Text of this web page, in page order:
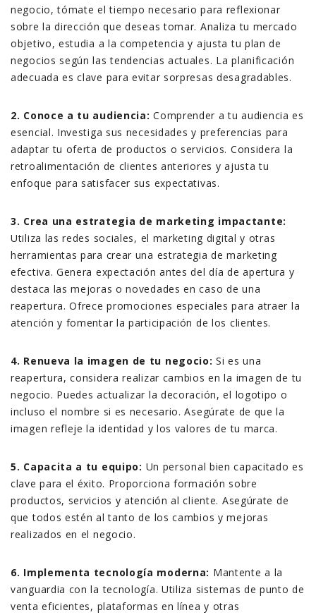
negocio, tómate el tiempo necesario para reflexionar
sobre la dirección que deseas tomar. Analiza tu mercado
objetivo, estudia a la competencia y ajusta tu plan de
negocios según las tendencias actuales. La planificación
adecuada es clave para evitar sorpresas desagradables.
2. Conoce a tu audiencia: Comprender a tu audiencia es
esencial. Investiga sus necesidades y preferencias para
adaptar tu oferta de productos o servicios. Considera la
retroalimentación de clientes anteriores y ajusta tu
enfoque para satisfacer sus expectativas.
3. Crea una estrategia de marketing impactante:
Utiliza las redes sociales, el marketing digital y otras
herramientas para crear una estrategia de marketing
efectiva. Genera expectación antes del día de apertura y
destaca las mejoras o novedades en caso de una
reapertura. Ofrece promociones especiales para atraer la
atención y fomentar la participación de los clientes.
4. Renueva la imagen de tu negocio: Si es una
reapertura, considera realizar cambios en la imagen de tu
negocio. Puedes actualizar la decoración, el logotipo o
incluso el nombre si es necesario. Asegúrate de que la
imagen refleje la identidad y los valores de tu marca.
5. Capacita a tu equipo: Un personal bien capacitado es
clave para el éxito. Proporciona formación sobre
productos, servicios y atención al cliente. Asegúrate de
que todos estén al tanto de los cambios y mejoras
realizados en el negocio.
6. Implementa tecnología moderna: Mantente a la
vanguardia con la tecnología. Utiliza sistemas de punto de
venta eficientes, plataformas en línea y otras